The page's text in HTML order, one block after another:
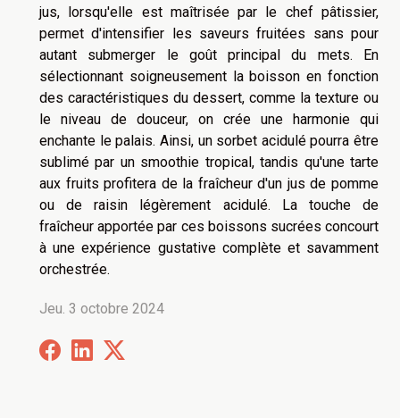
jus, lorsqu'elle est maîtrisée par le chef pâtissier,
permet d'intensifier les saveurs fruitées sans pour
autant submerger le goût principal du mets. En
sélectionnant soigneusement la boisson en fonction
des caractéristiques du dessert, comme la texture ou
le niveau de douceur, on crée une harmonie qui
enchante le palais. Ainsi, un sorbet acidulé pourra être
sublimé par un smoothie tropical, tandis qu'une tarte
aux fruits profitera de la fraîcheur d'un jus de pomme
ou de raisin légèrement acidulé. La touche de
fraîcheur apportée par ces boissons sucrées concourt
à une expérience gustative complète et savamment
orchestrée.
Jeu. 3 octobre 2024